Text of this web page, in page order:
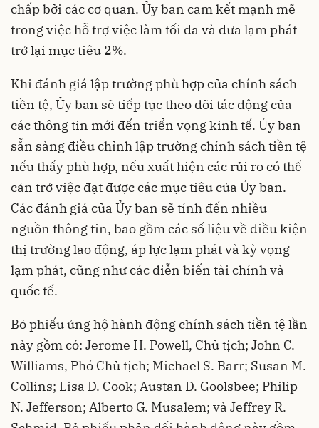
chấp bởi các cơ quan. Ủy ban cam kết mạnh mẽ
trong việc hỗ trợ việc làm tối đa và đưa lạm phát
trở lại mục tiêu 2%.
Khi đánh giá lập trường phù hợp của chính sách
tiền tệ, Ủy ban sẽ tiếp tục theo dõi tác động của
các thông tin mới đến triển vọng kinh tế. Ủy ban
sẵn sàng điều chỉnh lập trường chính sách tiền tệ
nếu thấy phù hợp, nếu xuất hiện các rủi ro có thể
cản trở việc đạt được các mục tiêu của Ủy ban.
Các đánh giá của Ủy ban sẽ tính đến nhiều
nguồn thông tin, bao gồm các số liệu về điều kiện
thị trường lao động, áp lực lạm phát và kỳ vọng
lạm phát, cũng như các diễn biến tài chính và
quốc tế.
Bỏ phiếu ủng hộ hành động chính sách tiền tệ lần
này gồm có: Jerome H. Powell, Chủ tịch; John C.
Williams, Phó Chủ tịch; Michael S. Barr; Susan M.
Collins; Lisa D. Cook; Austan D. Goolsbee; Philip
N. Jefferson; Alberto G. Musalem; và Jeffrey R.